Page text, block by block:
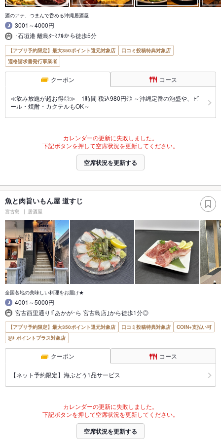
酒のアテ、つまんで呑める沖縄居酒屋
3001～4000円
･石垣港 離島ﾀｰﾐﾅﾙから徒歩5分
【アプリ予約限定】最大350ポイント還元対象店
口コミ投稿特典対象店
適格請求書発行事業者
クーポン コース
≪飲み放題が超お得◎≫ 1時間 税込980円◎ ～沖縄定番の泡盛や、ビ
ール・焼酎・カクテルもOK～
カレンダーの更新に失敗しました。
下記ボタンを押して空席状況を更新してください。
空席状況を更新する
魚と肉旨いもん屋 道すじ
宮古島 居酒屋
全国各地の美味しい料理をお届け★
4001～5000円
宮古西里通り!｢あかがｰら 宮古島店｣から徒歩1分◎
【アプリ予約限定】最大350ポイント還元対象店 口コミ投稿特典対象店
COIN+支払い可
ポイントプラス対象店
クーポン コース
【ネット予約限定】海ぶどう1品サービス
カレンダーの更新に失敗しました。
下記ボタンを押して空席状況を更新してください。
空席状況を更新する